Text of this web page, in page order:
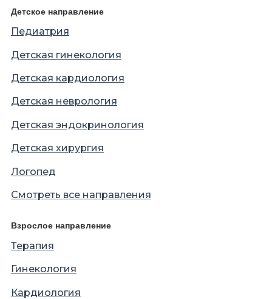
Детское направление
Педиатрия
Детская гинекология
Детская кардиология
Детская неврология
Детская эндокринология
Детская хирургия
Логопед
Смотреть все направления
Взрослое направление
Терапия
Гинекология
Кардиология